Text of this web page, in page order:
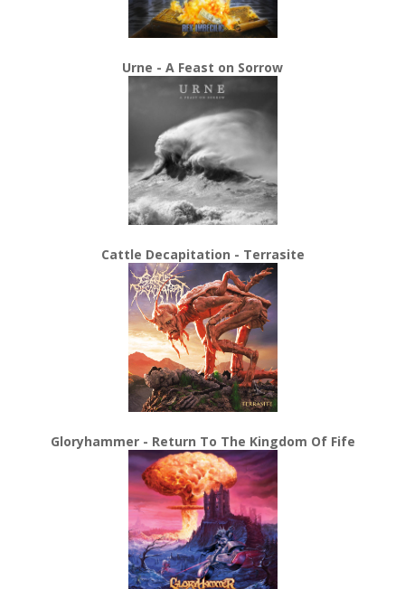
Urne - A Feast on Sorrow
Cattle Decapitation - Terrasite
Gloryhammer - Return To The Kingdom Of Fife